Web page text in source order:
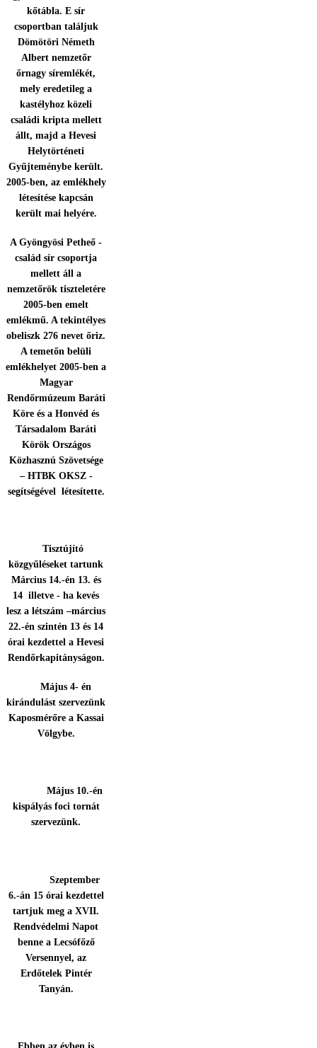
kőtábla. E sír
csoportban találjuk
Dömötöri Németh
Albert nemzetőr
őrnagy síremlékét,
mely eredetileg a
kastélyhoz közeli
családi kripta mellett
állt, majd a Hevesi
Helytörténeti
Gyűjteménybe került.
2005-ben, az emlékhely
létesítése kapcsán
került mai helyére.
A Gyöngyösi Petheő -
család sír csoportja
mellett áll a
nemzetőrök tiszteletére
2005-ben emelt
emlékmű. A tekintélyes
obeliszk 276 nevet őriz.
A temetőn belüli
emlékhelyet 2005-ben a
Magyar
Rendőrmúzeum Baráti
Köre és a Honvéd és
Társadalom Baráti
Körök Országos
Közhasznú Szövetsége
– HTBK OKSZ -
segítségével létesítette.
Tisztújító
közgyűléseket tartunk
Március 14.-én 13. és
14 illetve - ha kevés
lesz a létszám –március
22.-én szintén 13 és 14
órai kezdettel a Hevesi
Rendőrkapitányságon.
Május 4- én
kirándulást szervezünk
Kaposmérőre a Kassai
Völgybe.
Május 10.-én
kispályás foci tornát
szervezünk.
Szeptember
6.-án 15 órai kezdettel
tartjuk meg a XVII.
Rendvédelmi Napot
benne a Lecsófőző
Versennyel, az
Erdőtelek Pintér
Tanyán.